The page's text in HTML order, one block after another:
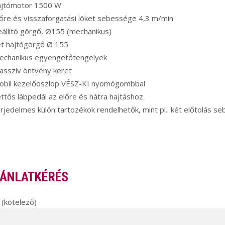
1500 W
és visszaforgatási löket sebessége 4,3 m/min
görgő, Ø155 (mechanikus)
hajtógörgő Ø 155
egyengetőtengelyek
öntvény keret
kezelőoszlop VÉSZ-KI nyomógombbal
lábpedál az előre és hátra hajtáshoz
külön tartozékok rendelhetők, mint pl.: két előtolás